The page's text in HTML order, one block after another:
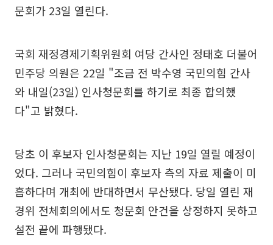
문회가 23일 열린다.
국회 재정경제기획위원회 여당 간사인 정태호 더불어
민주당 의원은 22일 "조금 전 박수영 국민의힘 간사
와 내일(23일) 인사청문회를 하기로 최종 합의했
다"고 밝혔다.
당초 이 후보자 인사청문회는 지난 19일 열릴 예정이
었다. 그러나 국민의힘이 후보자 측의 자료 제출이 미
흡하다며 개최에 반대하면서 무산됐다. 당일 열린 재
경위 전체회의에서도 청문회 안건을 상정하지 못하고
설전 끝에 파행됐다.